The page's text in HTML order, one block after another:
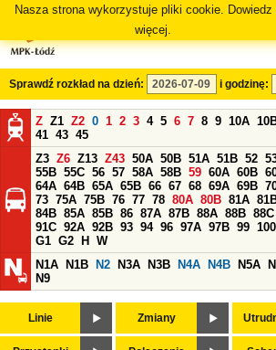
Nasza strona wykorzystuje pliki cookie. Dowiedz
więcej.
Sprawdź rozkład na dzień: i godzinę:
Z Z1 Z2 0 1 2 3 4 5 6 7 8 9 10A
41 43 45
Z3 Z6 Z13 Z43 50A 50B 51A 51B 52
55B 55C 56 57 58A 58B 59 60A 60B
64A 64B 65A 65B 66 67 68 69A 69B
73 75A 75B 76 77 78 80A 80B 81A
84B 85A 85B 86 87A 87B 88A 88B 88C
91C 92A 92B 93 94 96 97A 97B 99 100
G1 G2 H
W
N1A
N1B N2 N3A N3B N4A N4B N5A
N9
Linie Zmiany